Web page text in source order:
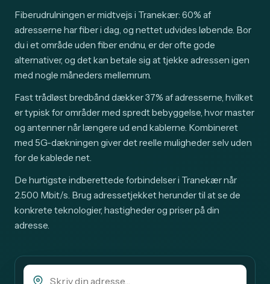
Fiberudrulningen er midtvejs i Tranekær: 60% af
adresserne har fiber i dag, og nettet udvides løbende. Bor
du i et område uden fiber endnu, er der ofte gode
alternativer, og det kan betale sig at tjekke adressen igen
med nogle måneders mellemrum.
Fast trådløst bredbånd dækker 37% af adresserne, hvilket
er typisk for områder med spredt bebyggelse, hvor master
og antenner når længere ud end kablerne. Kombineret
med 5G-dækningen giver det reelle muligheder selv uden
for de kablede net.
De hurtigste indberettede forbindelser i Tranekær når
2.500 Mbit/s. Brug adressetjekket herunder til at se de
konkrete teknologier, hastigheder og priser på din
adresse.